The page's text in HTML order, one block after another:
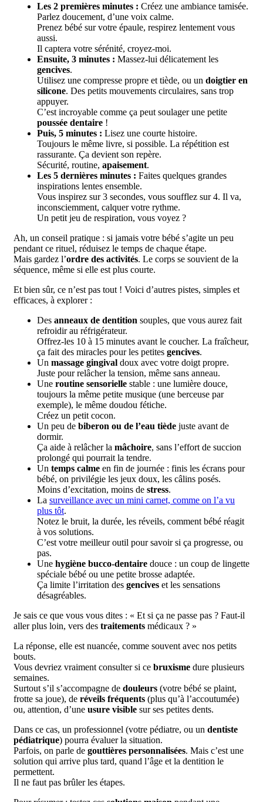
Les 2 premières minutes : Créez une ambiance tamisée.
Parlez doucement, d’une voix calme.
Prenez bébé sur votre épaule, respirez lentement vous
aussi.
Il captera votre sérénité, croyez-moi.
Ensuite, 3 minutes : Massez-lui délicatement les
gencives.
Utilisez une compresse propre et tiède, ou un doigtier en
silicone. Des petits mouvements circulaires, sans trop
appuyer.
C’est incroyable comme ça peut soulager une petite
poussée dentaire !
Puis, 5 minutes : Lisez une courte histoire.
Toujours le même livre, si possible. La répétition est
rassurante. Ça devient son repère.
Sécurité, routine, apaisement.
Les 5 dernières minutes : Faites quelques grandes
inspirations lentes ensemble.
Vous inspirez sur 3 secondes, vous soufflez sur 4. Il va,
inconsciemment, calquer votre rythme.
Un petit jeu de respiration, vous voyez ?
Ah, un conseil pratique : si jamais votre bébé s’agite un peu
pendant ce rituel, réduisez le temps de chaque étape.
Mais gardez l’ordre des activités. Le corps se souvient de la
séquence, même si elle est plus courte.
Et bien sûr, ce n’est pas tout ! Voici d’autres pistes, simples et
efficaces, à explorer :
Des anneaux de dentition souples, que vous aurez fait
refroidir au réfrigérateur.
Offrez-les 10 à 15 minutes avant le coucher. La fraîcheur,
ça fait des miracles pour les petites gencives.
Un massage gingival doux avec votre doigt propre.
Juste pour relâcher la tension, même sans anneau.
Une routine sensorielle stable : une lumière douce,
toujours la même petite musique (une berceuse par
exemple), le même doudou fétiche.
Créez un petit cocon.
Un peu de biberon ou de l’eau tiède juste avant de
dormir.
Ça aide à relâcher la mâchoire, sans l’effort de succion
prolongé qui pourrait la tendre.
Un temps calme en fin de journée : finis les écrans pour
bébé, on privilégie les jeux doux, les câlins posés.
Moins d’excitation, moins de stress.
La surveillance avec un mini carnet, comme on l’a vu
plus tôt.
Notez le bruit, la durée, les réveils, comment bébé réagit
à vos solutions.
C’est votre meilleur outil pour savoir si ça progresse, ou
pas.
Une hygiène bucco-dentaire douce : un coup de lingette
spéciale bébé ou une petite brosse adaptée.
Ça limite l’irritation des gencives et les sensations
désagréables.
Je sais ce que vous vous dites : « Et si ça ne passe pas ? Faut-il
aller plus loin, vers des traitements médicaux ? »
La réponse, elle est nuancée, comme souvent avec nos petits
bouts.
Vous devriez vraiment consulter si ce bruxisme dure plusieurs
semaines.
Surtout s’il s’accompagne de douleurs (votre bébé se plaint,
frotte sa joue), de réveils fréquents (plus qu’à l’accoutumée)
ou, attention, d’une usure visible sur ses petites dents.
Dans ce cas, un professionnel (votre pédiatre, ou un dentiste
pédiatrique) pourra évaluer la situation.
Parfois, on parle de gouttières personnalisées. Mais c’est une
solution qui arrive plus tard, quand l’âge et la dentition le
permettent.
Il ne faut pas brûler les étapes.